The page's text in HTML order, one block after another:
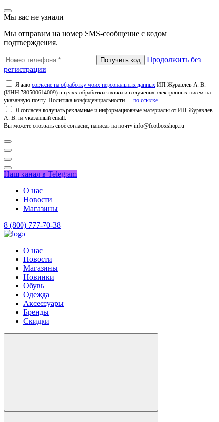
Мы вас не узнали
Мы отправим на номер SMS-сообщение с кодом
подтверждения.
Продолжить без
регистрации
Я даю согласие на обработку моих персональных данных ИП Журавлев А. В.
(ИНН 780500614009) в целях обработки заявки и получения электронных писем на
указанную почту. Политика конфиденциальности — по ссылке
Я согласен получать рекламные и информационные материалы от ИП Журавлев
А. В. на указанный email.
Вы можете отозвать своё согласие, написав на почту info@footboxshop.ru
Наш канал в Telegram
О нас
Новости
Магазины
8 (800) 777-70-38
О нас
Новости
Магазины
Новинки
Обувь
Одежда
Аксессуары
Бренды
Скидки